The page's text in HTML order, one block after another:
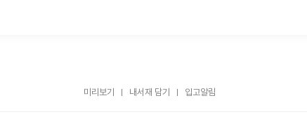
미리보기 내서재 담기 입고알림